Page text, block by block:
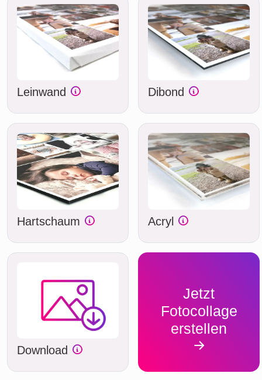
Leinwand Dibond
Hartschaum Acryl
Download
Jetzt
Fotocollage
erstellen